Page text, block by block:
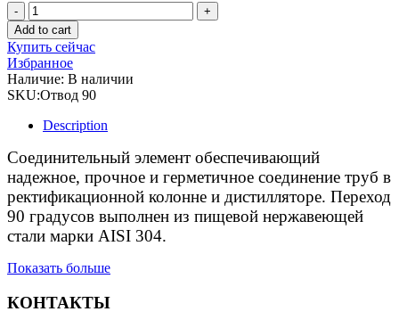
Отвод
90
гр.
под
кламп
2
Dn
quantity
Add to cart
Купить сейчас
Избранное
Наличие: В наличии
SKU:Отвод 90
Description
Соединительный элемент обеспечивающий
надежное, прочное и герметичное соединение труб в
ректификационной колонне и дистилляторе. Переход
90 градусов выполнен из пищевой нержавеющей
стали марки AISI 304.
Показать больше
КОНТАКТЫ